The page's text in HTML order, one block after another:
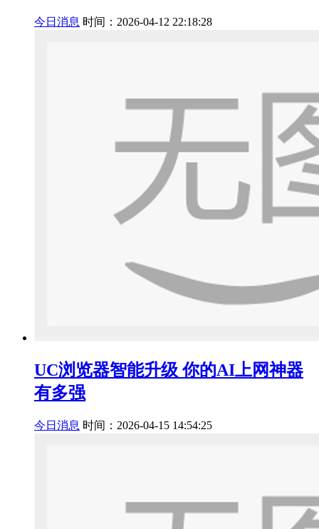
今日消息 时间：2026-04-12 22:18:28
UC浏览器智能升级 你的AI上网神器
有多强
今日消息 时间：2026-04-15 14:54:25